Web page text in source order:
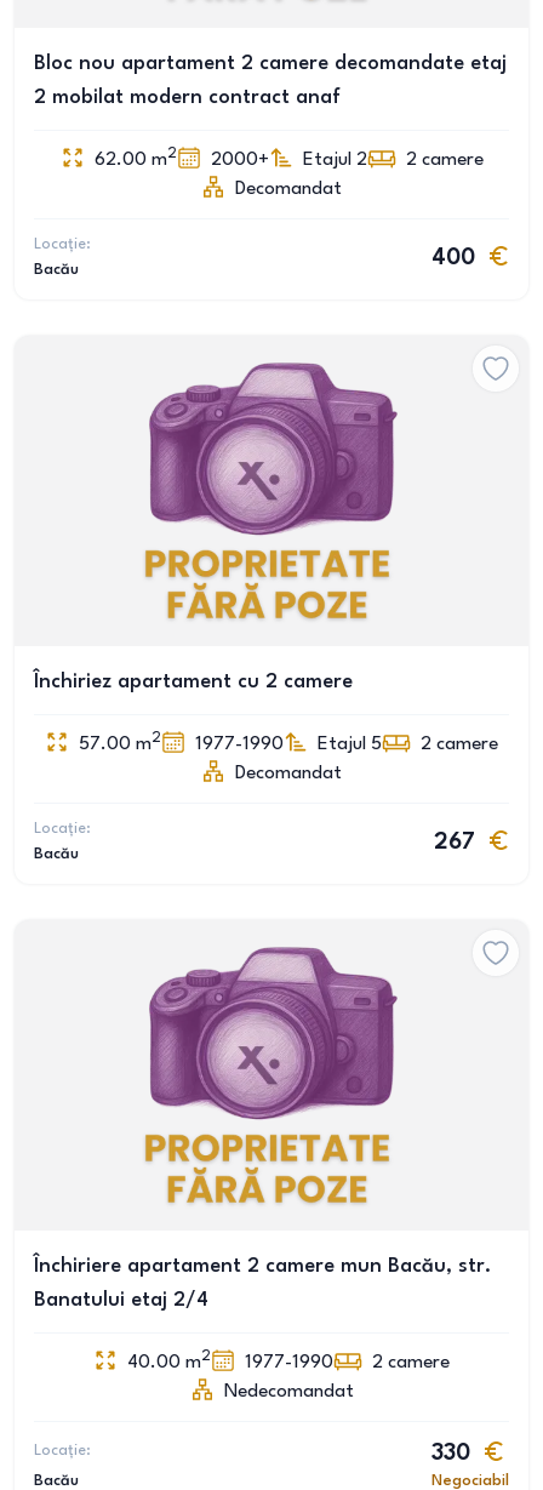
Bloc nou apartament 2 camere decomandate etaj
2 mobilat modern contract anaf
62.00 m2 2000+ Etajul 2 2 camere
Decomandat
Locație:
Bacău
400
Închiriez apartament cu 2 camere
57.00 m2 1977-1990 Etajul 5 2 camere
Decomandat
Locație:
Bacău
267
Închiriere apartament 2 camere mun Bacău, str.
Banatului etaj 2/4
40.00 m2 1977-1990 2 camere
Nedecomandat
Locație:
Bacău
330
Negociabil